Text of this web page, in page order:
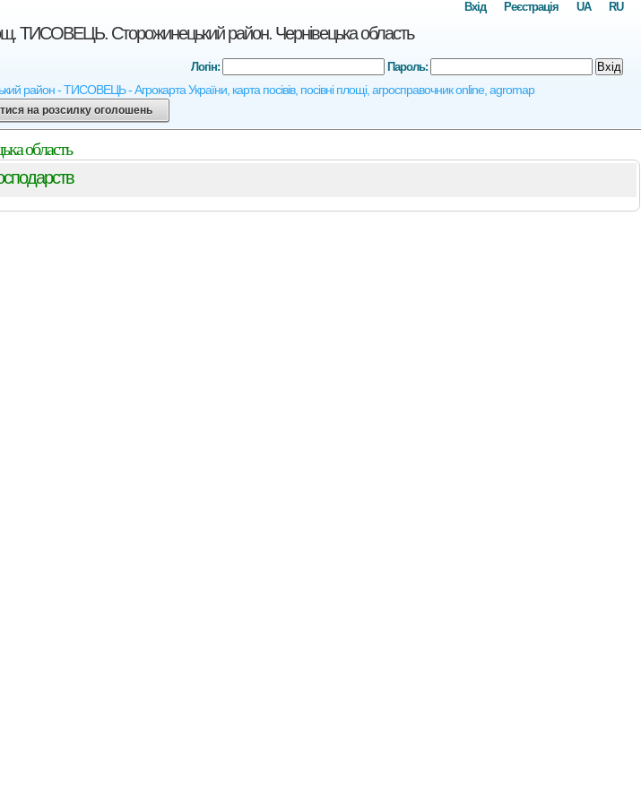
ТИСОВЕЦЬ. Сторожинецький район. Чернівецька область
район - ТИСОВЕЦЬ - Агрокарта України, карта посівів, посівні площі, агросправочник online, agromap
RU
UA
Реєстрація
Вхід
Логін: Пароль: Вхід
на розсилку оголошень
область